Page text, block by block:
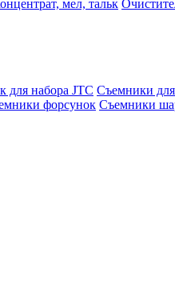
мел, тальк
для набора JTC Съемники
форсунок Съемники